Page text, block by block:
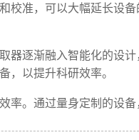
校准，可以大幅延长设备
器逐渐融入智能化的设
，以提升科研效率。
。通过量身定制的设